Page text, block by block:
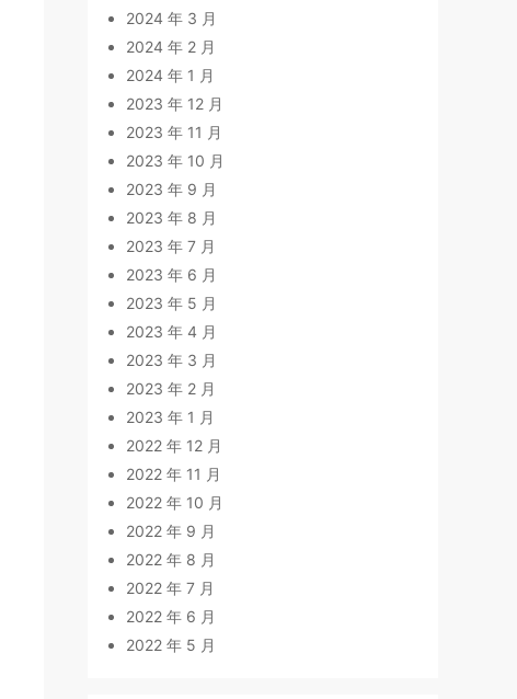
2024 年 3 月
2024 年 2 月
2024 年 1 月
2023 年 12 月
2023 年 11 月
2023 年 10 月
2023 年 9 月
2023 年 8 月
2023 年 7 月
2023 年 6 月
2023 年 5 月
2023 年 4 月
2023 年 3 月
2023 年 2 月
2023 年 1 月
2022 年 12 月
2022 年 11 月
2022 年 10 月
2022 年 9 月
2022 年 8 月
2022 年 7 月
2022 年 6 月
2022 年 5 月